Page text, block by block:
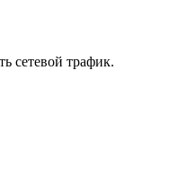
сетевой трафик.